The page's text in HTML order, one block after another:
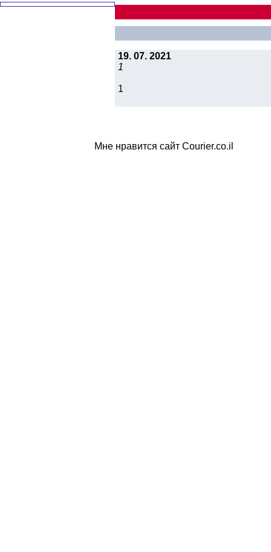
19. 07. 2021
1
1
Мне нравится сайт Courier.co.il